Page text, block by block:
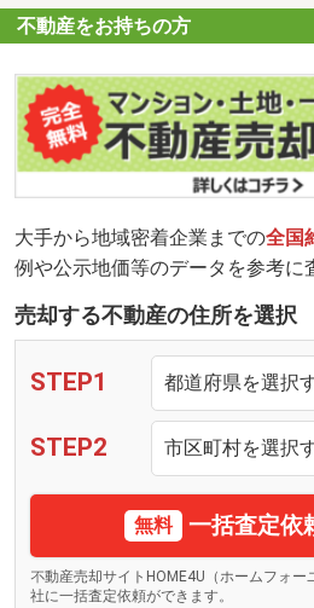
不動産をお持ちの方
大手から地域密着企業までの全国
例や公示地価等のデータを参考に
売却する不動産の住所を選択
STEP1
STEP2
無料 一括査定依
不動産売却サイトHOME4U（ホームフォ
社に一括査定依頼ができます。